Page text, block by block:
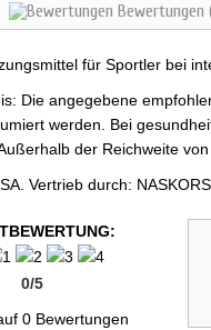
Bewertungen
für Sportler bei
Die angegebene
werden. Bei
der Reichweite
Vertrieb durch:
0/5
0 Bewertungen